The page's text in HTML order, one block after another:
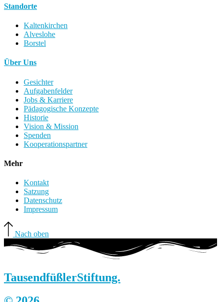
Standorte
Kaltenkirchen
Alveslohe
Borstel
Über Uns
Gesichter
Aufgabenfelder
Jobs & Karriere
Pädagogische Konzepte
Historie
Vision & Mission
Spenden
Kooperationspartner
Mehr
Kontakt
Satzung
Datenschutz
Impressum
Nach oben
TausendfüßlerStiftung.